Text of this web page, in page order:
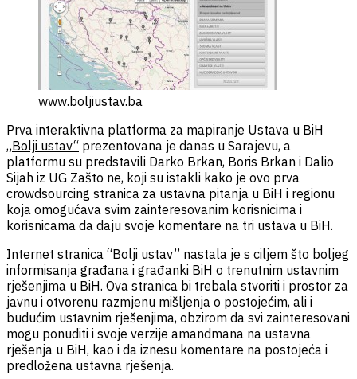
www.boljiustav.ba
Prva interaktivna platforma za mapiranje Ustava u BiH
„Bolji ustav“ prezentovana je danas u Sarajevu, a
platformu su predstavili Darko Brkan, Boris Brkan i Dalio
Sijah iz UG Zašto ne, koji su istakli kako je ovo prva
crowdsourcing stranica za ustavna pitanja u BiH i regionu
koja omogućava svim zainteresovanim korisnicima i
korisnicama da daju svoje komentare na tri ustava u BiH.
Internet stranica “Bolji ustav” nastala je s ciljem što boljeg
informisanja građana i građanki BiH o trenutnim ustavnim
rješenjima u BiH. Ova stranica bi trebala stvoriti i prostor za
javnu i otvorenu razmjenu mišljenja o postojećim, ali i
budućim ustavnim rješenjima, obzirom da svi zainteresovani
mogu ponuditi i svoje verzije amandmana na ustavna
rješenja u BiH, kao i da iznesu komentare na postojeća i
predložena ustavna rješenja.